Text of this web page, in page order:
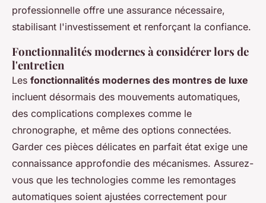
professionnelle offre une assurance nécessaire,
stabilisant l'investissement et renforçant la confiance.
Fonctionnalités modernes à considérer lors de
l'entretien
Les fonctionnalités modernes des montres de luxe
incluent désormais des mouvements automatiques,
des complications complexes comme le
chronographe, et même des options connectées.
Garder ces pièces délicates en parfait état exige une
connaissance approfondie des mécanismes. Assurez-
vous que les technologies comme les remontages
automatiques soient ajustées correctement pour